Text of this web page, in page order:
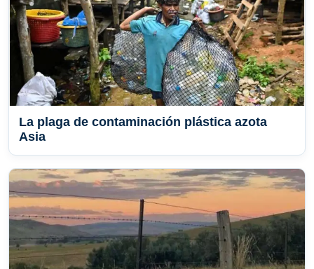
La plaga de contaminación plástica azota
Asia